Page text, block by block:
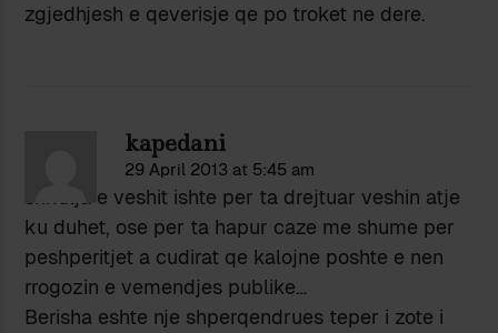
zgjedhjesh e qeverisje qe po troket ne dere.
kapedani
29 April 2013 at 5:45 am
shkulja e veshit ishte per ta drejtuar veshin atje
ku duhet, ose per ta hapur caze me shume per
peshperitjet a cudirat qe kalojne poshte e nen
rrogozin e vemendjes publike…
Berisha eshte nje shperqendrues teper i zote i